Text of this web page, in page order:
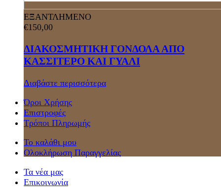
ΕΞΑΝΤΛΗΜΕΝΟ
€150,00
ΔΙΑΚΟΣΜΗΤΙΚΗ ΓΟΝΔΟΛΑ ΑΠΟ
ΚΑΣΣΙΤΕΡΟ ΚΑΙ ΓΥΑΛΙ
Διαβάστε περισσότερα
Όροι Χρήσης
Επιστροφές
Τρόποι Πληρωμής
Το καλάθι μου
Ολοκλήρωση Παραγγελίας
Τα νέα μας
Επικοινωνία